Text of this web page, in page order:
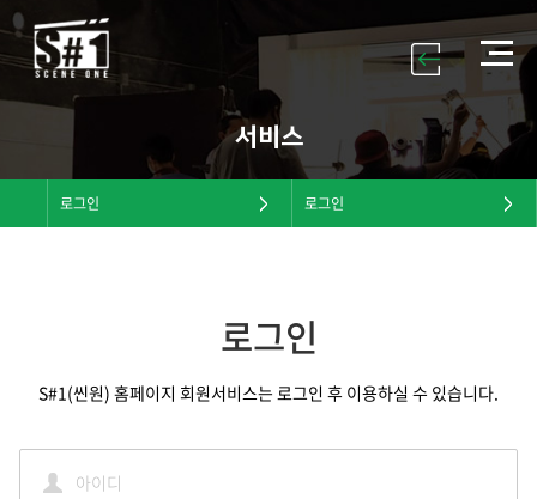
서비스
로그인 로그인
로그인
S#1(씬원) 홈페이지 회원서비스는 로그인 후 이용하실 수 있습니다.